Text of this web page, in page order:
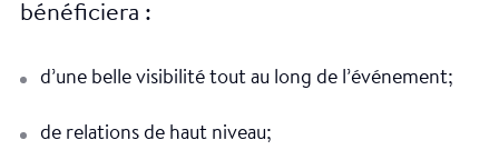
bénéficiera :
d’une belle visibilité tout au long de l’événement;
de relations de haut niveau;